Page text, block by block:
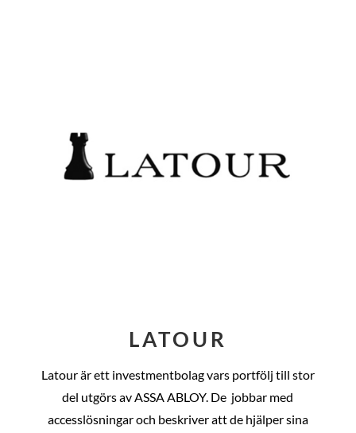
LATOUR
Latour är ett investmentbolag vars portfölj till stor
del utgörs av ASSA ABLOY. De jobbar med
accesslösningar och beskriver att de hjälper sina